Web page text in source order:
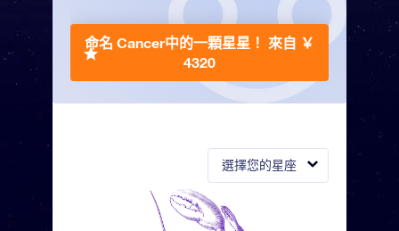
選擇您的星座
命名 Cancer中的一顆星星！ 來自 ￥
4320